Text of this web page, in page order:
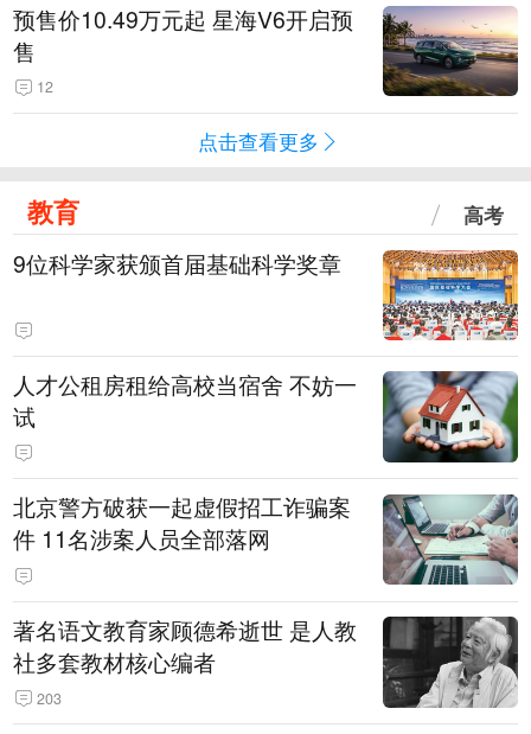
预售价10.49万元起 星海V6开启预
售
12
点击查看更多
教育 高考
9位科学家获颁首届基础科学奖章
人才公租房租给高校当宿舍 不妨一
试
北京警方破获一起虚假招工诈骗案
件 11名涉案人员全部落网
著名语文教育家顾德希逝世 是人教
社多套教材核心编者
203